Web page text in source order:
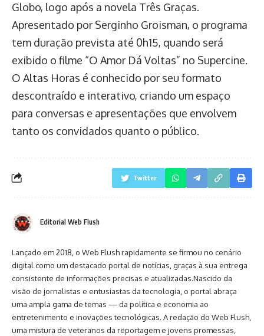
Globo, logo após a novela Três Graças.
Apresentado por Serginho Groisman, o programa
tem duração prevista até 0h15, quando será
exibido o filme “O Amor Dá Voltas” no Supercine.
O Altas Horas é conhecido por seu formato
descontraído e interativo, criando um espaço
para conversas e apresentações que envolvem
tanto os convidados quanto o público.
Twitter
Editorial Web Flush
Lançado em 2018, o Web Flush rapidamente se firmou no cenário
digital como um destacado portal de notícias, graças à sua entrega
consistente de informações precisas e atualizadas.Nascido da
visão de jornalistas e entusiastas da tecnologia, o portal abraça
uma ampla gama de temas — da política e economia ao
entretenimento e inovações tecnológicas. A redação do Web Flush,
uma mistura de veteranos da reportagem e jovens promessas,